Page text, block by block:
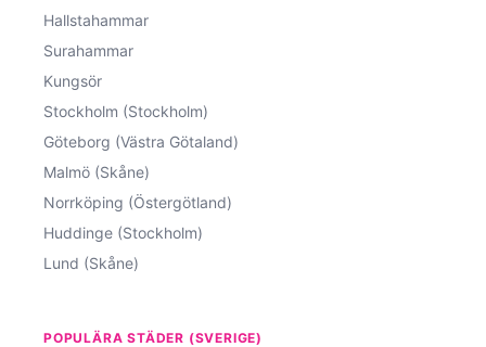
Hallstahammar
Surahammar
Kungsör
Stockholm (Stockholm)
Göteborg (Västra Götaland)
Malmö (Skåne)
Norrköping (Östergötland)
Huddinge (Stockholm)
Lund (Skåne)
POPULÄRA STÄDER (SVERIGE)